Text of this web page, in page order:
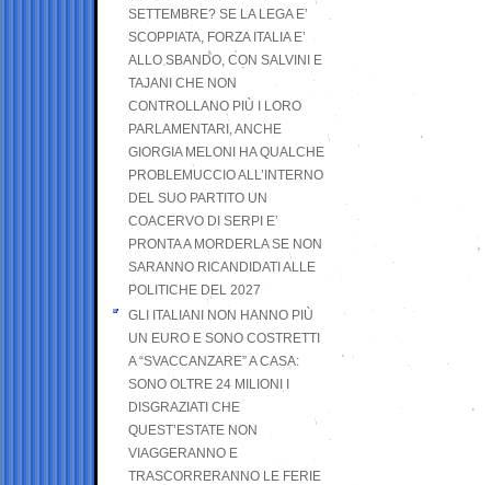
SETTEMBRE? SE LA LEGA E’
SCOPPIATA, FORZA ITALIA E’
ALLO SBANDO, CON SALVINI E
TAJANI CHE NON
CONTROLLANO PIÙ I LORO
PARLAMENTARI, ANCHE
GIORGIA MELONI HA QUALCHE
PROBLEMUCCIO ALL’INTERNO
DEL SUO PARTITO UN
COACERVO DI SERPI E’
PRONTA A MORDERLA SE NON
SARANNO RICANDIDATI ALLE
POLITICHE DEL 2027
GLI ITALIANI NON HANNO PIÙ
UN EURO E SONO COSTRETTI
A “SVACCANZARE” A CASA:
SONO OLTRE 24 MILIONI I
DISGRAZIATI CHE
QUEST’ESTATE NON
VIAGGERANNO E
TRASCORRERANNO LE FERIE